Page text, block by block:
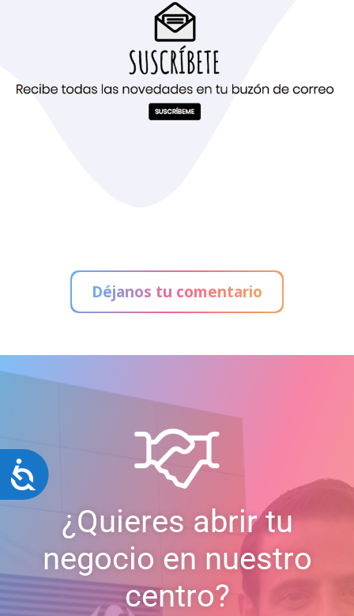
Accesibilidad
Déjanos tu comentario
¿Quieres abrir tu
negocio en nuestro
centro?